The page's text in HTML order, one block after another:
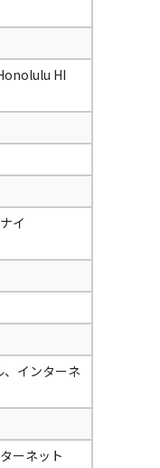
HI
イ
インターネ
ーネット